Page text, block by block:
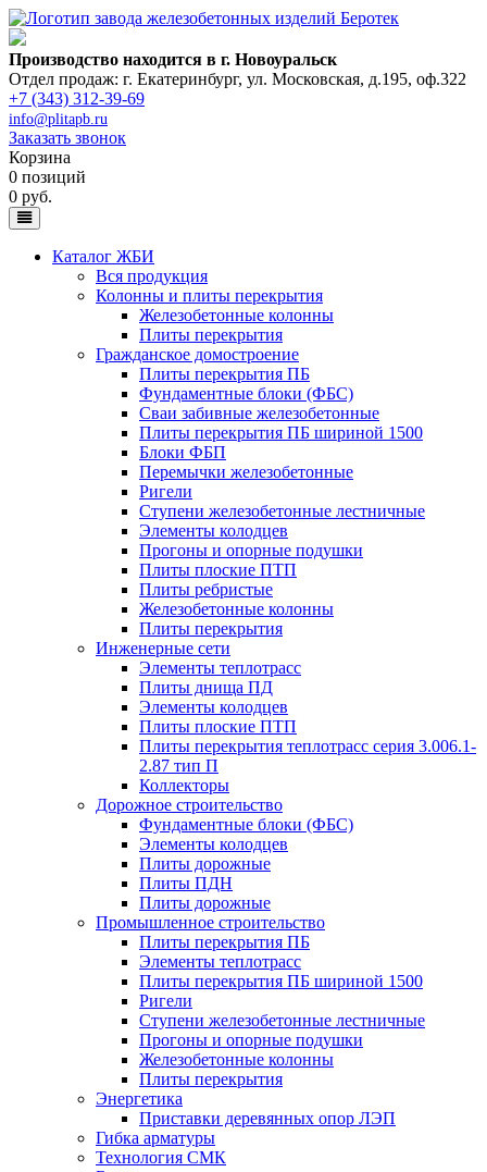
Производство находится в г. Новоуральск
Отдел продаж: г. Екатеринбург, ул. Московская, д.195, оф.322
+7 (343) 312-39-69
info@plitapb.ru
Заказать звонок
Корзина
0 позиций
0 руб.
Каталог ЖБИ
Вся продукция
Колонны и плиты перекрытия
Железобетонные колонны
Плиты перекрытия
Гражданское домостроение
Плиты перекрытия ПБ
Фундаментные блоки (ФБС)
Сваи забивные железобетонные
Плиты перекрытия ПБ шириной 1500
Блоки ФБП
Перемычки железобетонные
Ригели
Ступени железобетонные лестничные
Элементы колодцев
Прогоны и опорные подушки
Плиты плоские ПТП
Плиты ребристые
Железобетонные колонны
Плиты перекрытия
Инженерные сети
Элементы теплотрасс
Плиты днища ПД
Элементы колодцев
Плиты плоские ПТП
Плиты перекрытия теплотрасс серия 3.006.1-
2.87 тип П
Коллекторы
Дорожное строительство
Фундаментные блоки (ФБС)
Элементы колодцев
Плиты дорожные
Плиты ПДН
Плиты дорожные
Промышленное строительство
Плиты перекрытия ПБ
Элементы теплотрасс
Плиты перекрытия ПБ шириной 1500
Ригели
Ступени железобетонные лестничные
Прогоны и опорные подушки
Железобетонные колонны
Плиты перекрытия
Энергетика
Приставки деревянных опор ЛЭП
Гибка арматуры
Технология СМК